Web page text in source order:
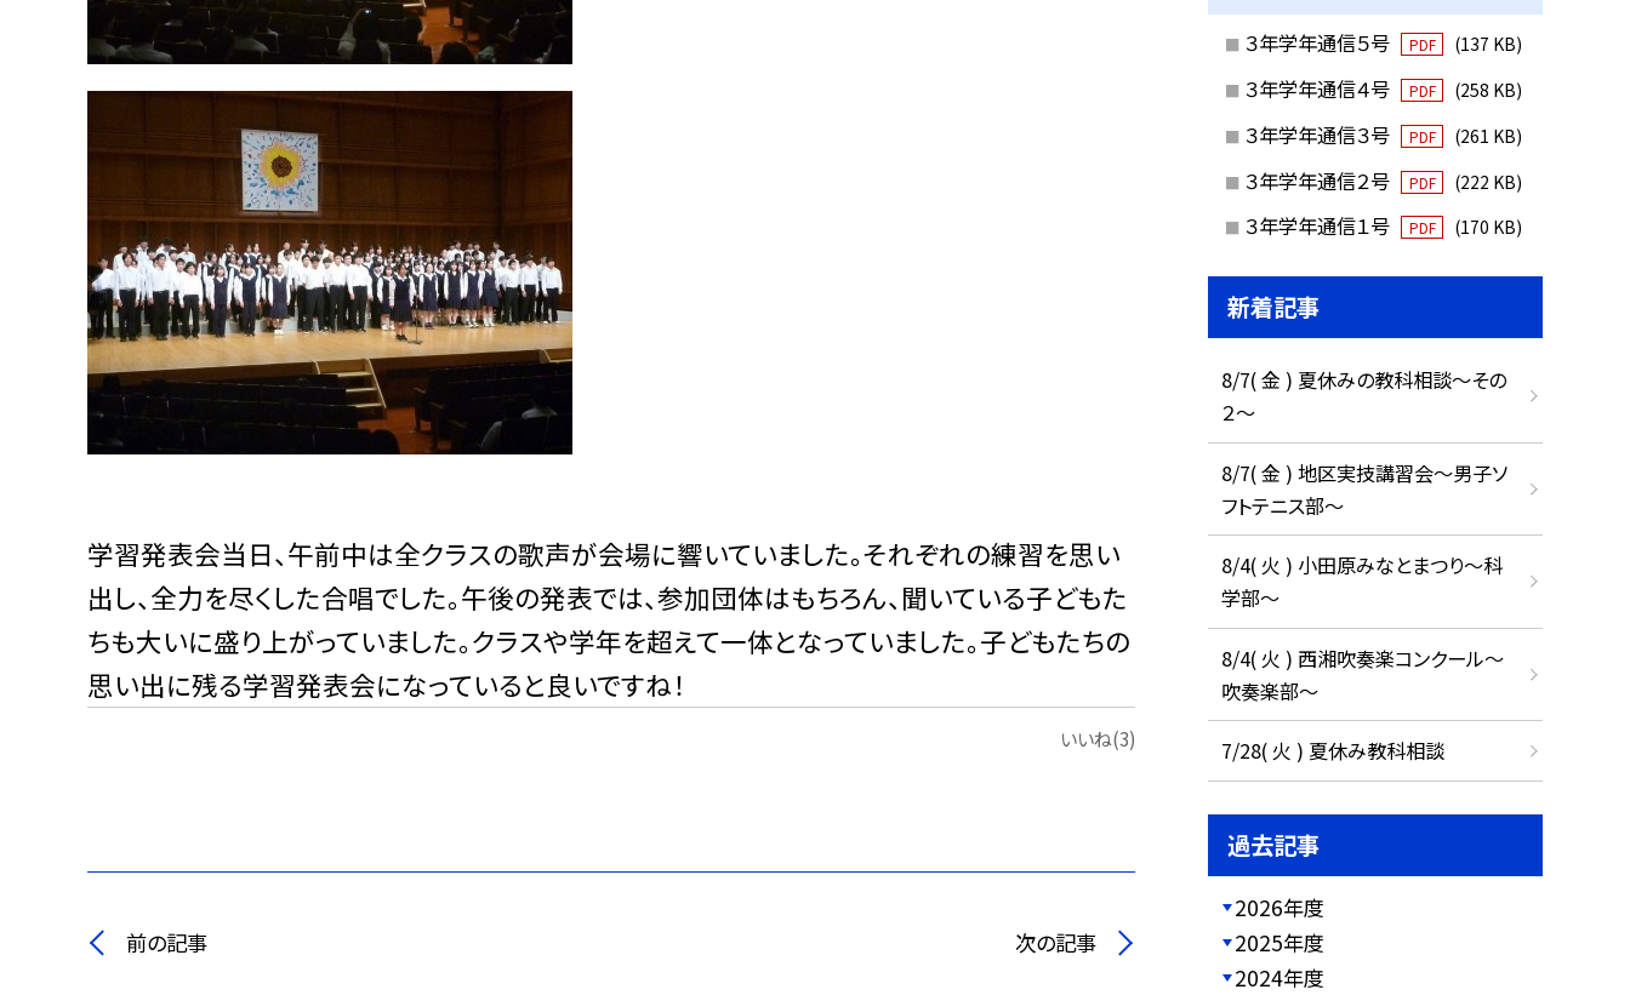
学習発表会当日、午前中は全クラスの歌声が会場に響いていました。それぞれの練習を思い
出し、全力を尽くした合唱でした。午後の発表では、参加団体はもちろん、聞いている子どもた
ちも大いに盛り上がっていました。クラスや学年を超えて一体となっていました。子どもたちの
思い出に残る学習発表会になっていると良いですね！
いいね(3)
前の記事 次の記事
３年学年通信５号 PDF (137 KB)
３年学年通信４号 PDF (258 KB)
３年学年通信３号 PDF (261 KB)
３年学年通信２号 PDF (222 KB)
３年学年通信１号 PDF (170 KB)
新着記事
8/7( 金 ) 夏休みの教科相談～その
２～
8/7( 金 ) 地区実技講習会～男子ソ
フトテニス部～
8/4( 火 ) 小田原みなとまつり～科
学部～
8/4( 火 ) 西湘吹奏楽コンクール～
吹奏楽部～
7/28( 火 ) 夏休み教科相談
過去記事
2026年度
2025年度
2024年度